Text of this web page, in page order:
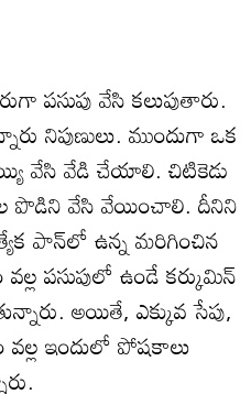
పసుపు వేసి కలుపుతారు.
నిపుణులు. ముందుగా ఒక
వేసి వేడి చేయాలి. చిటికెడు
పొడిని వేసి వేయించాలి. దీనిని
పాన్‌లో ఉన్న మరిగించిన
పసుపులో ఉండే కర్కుమిన్
అయితే, ఎక్కువ సేపు,
ఇందులో పోషకాలు